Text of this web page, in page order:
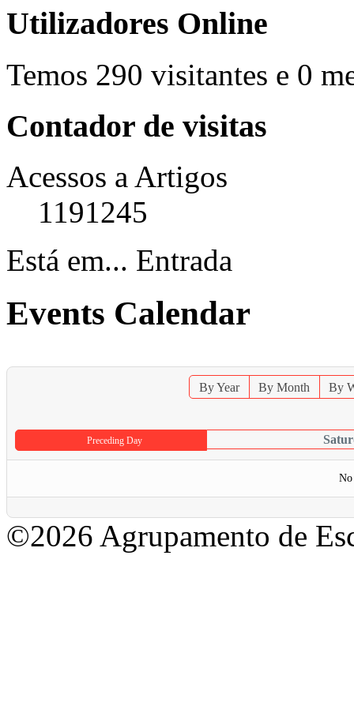
Utilizadores Online
Temos 290 visitantes e 0
Contador de visitas
Acessos a Artigos
1191245
Está em... Entrada
Events Calendar
By Year By Month By
Preceding Day
No
©2026 Agrupamento de